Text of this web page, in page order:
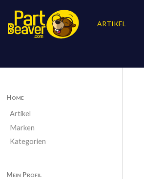
ARTIKEL
Home
Artikel
Marken
Kategorien
Mein Profil